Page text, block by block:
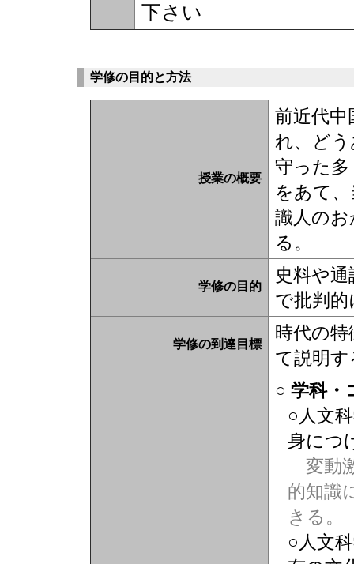
下さい
学修の目的と方法
授業の概要
前近代
れ、ど
守った
をあて
識人の
る。
学修の目的
史料や
で批判
学修の到達目標
時代の
て説明
○ 学科・
○人文
身につ
変動
的知識
きる。
○人文